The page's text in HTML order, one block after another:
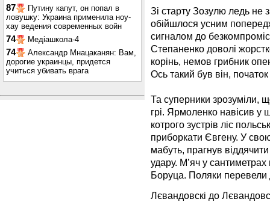
87
Путину капут, он попал в
ловушку: Украина применила ноу-
хау ведения современных войн
74 Медіашкола-4
74
Александр Мнацаканян: Вам,
дорогие украинцы, придется
учиться убивать врага
Зі старту Зозулю ледь
обійшлося усним
сигналом до
Степаненко доволі
корінь, немов грибник
Ось такий був він,
Та суперники зрозуміли,
грі. Ярмоленко навісив
котрого зустрів ліс
приборкати Євгену. У
мабуть, прагнув
удару. М’яч у
Боруца. Поляки перевели
Лєвандовскі до